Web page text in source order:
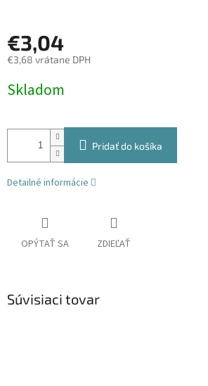
€3,04
€3,68 vrátane DPH
cena:
Skladom
Pridať do košíka
Detailné informácie
OPÝTAŤ SA ZDIEĽAŤ
Súvisiaci tovar